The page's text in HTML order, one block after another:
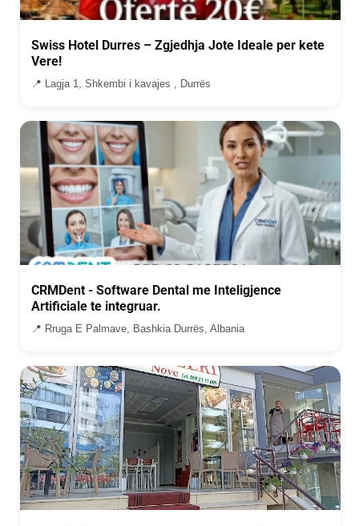
Swiss Hotel Durres – Zgjedhja Jote Ideale per kete
Vere!
📍 Lagja 1, Shkembi i kavajes , Durrës
CRMDent - Software Dental me Inteligjence
Artificiale te integruar.
📍 Rruga E Palmave, Bashkia Durrës, Albania